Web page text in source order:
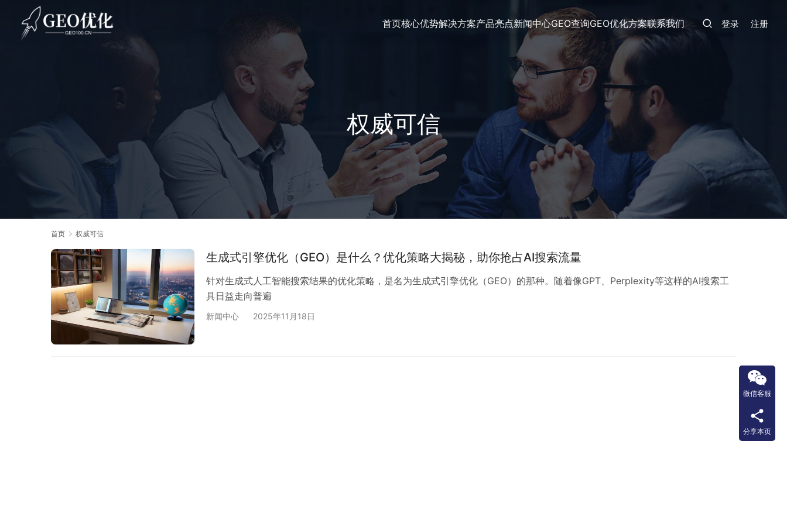
首页核心优势解决方案产品亮点新闻中心GEO查询GEO优化方案联系我们 登录 注册
权威可信
首页 权威可信
生成式引擎优化（GEO）是什么？优化策略大揭秘，助你抢占AI搜索流量
针对生成式人工智能搜索结果的优化策略，是名为生成式引擎优化（GEO）的那种。随着像GPT、Perplexity等这样的AI搜索工
具日益走向普遍
新闻中心 2025年11月18日
微信客服
分享本页